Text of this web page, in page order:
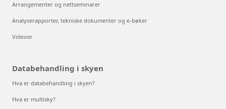
Arrangementer og nettseminarer
Analyserapporter, tekniske dokumenter og e-bøker
Videoer
Databehandling i skyen
Hva er databehandling i skyen?
Hva er multisky?